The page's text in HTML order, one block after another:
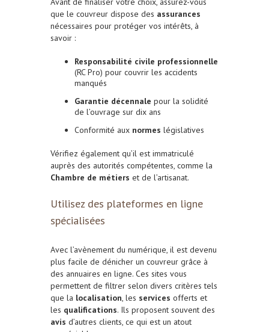
que le couvreur dispose des assurances
nécessaires pour protéger vos intérêts, à
savoir :
Responsabilité civile professionnelle
(RC Pro) pour couvrir les accidents
manqués
Garantie décennale pour la solidité
de l’ouvrage sur dix ans
Conformité aux normes législatives
Vérifiez également qu’il est immatriculé
auprès des autorités compétentes, comme la
Chambre de métiers et de l’artisanat.
Utilisez des plateformes en ligne
spécialisées
Avec l’avènement du numérique, il est devenu
plus facile de dénicher un couvreur grâce à
des annuaires en ligne. Ces sites vous
permettent de filtrer selon divers critères tels
que la localisation, les services offerts et
les qualifications. Ils proposent souvent des
avis d’autres clients, ce qui est un atout